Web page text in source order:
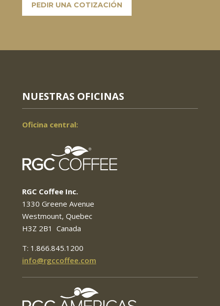
PEDIR UNA COTIZACIÓN
NUESTRAS OFICINAS
Oficina central:
RGC Coffee Inc.
1330 Greene Avenue
Westmount, Quebec
H3Z 2B1 Canada
T: 1.866.845.1200
info@rgccoffee.com